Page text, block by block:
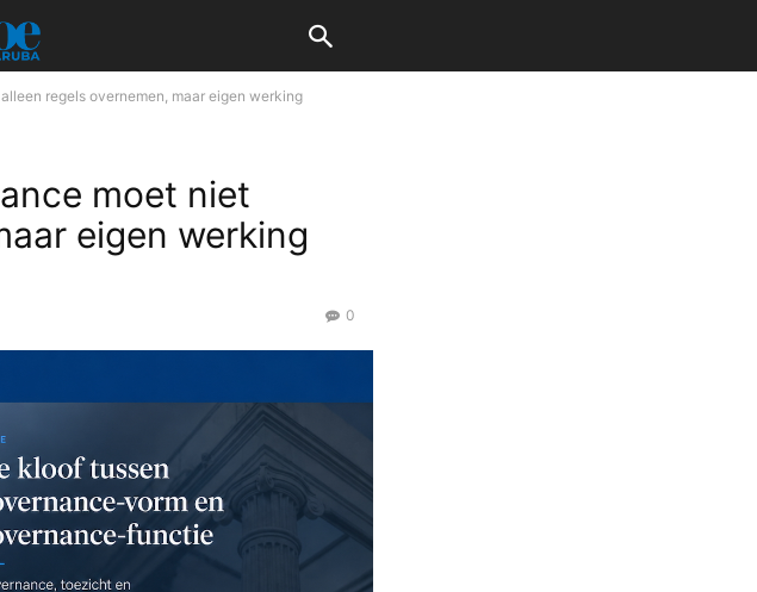
regels overnemen, maar eigen werking
moet niet
eigen werking
0